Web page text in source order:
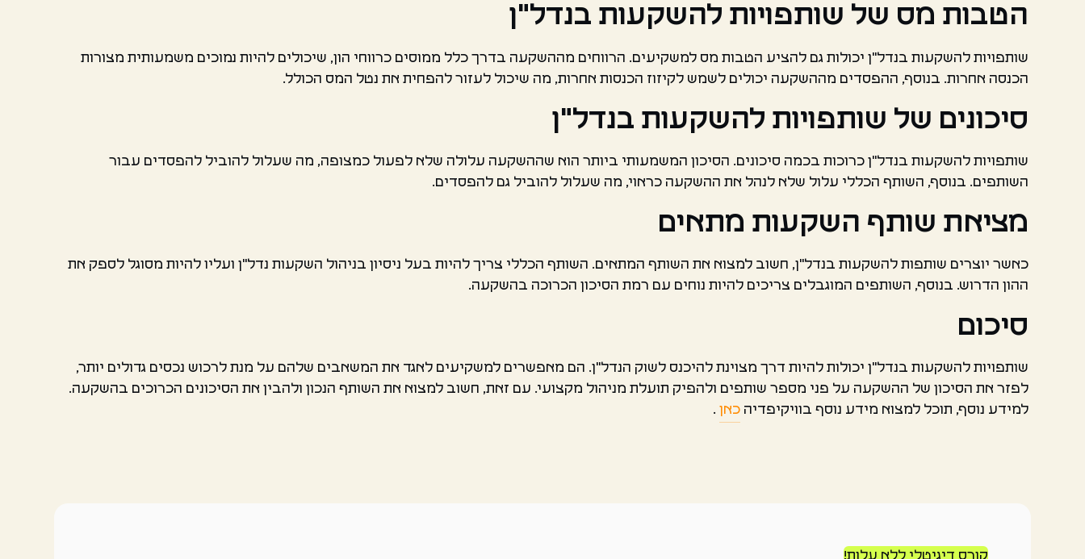
הטבות מס של שותפויות להשקעות בנדל"ן
שותפויות להשקעות בנדל"ן יכולות גם להציע הטבות מס למשקיעים. הרווחים מההשקעה בדרך כלל ממוסים כרווחי הון, שיכולים להיות נמוכים משמעותית מצורות
הכנסה אחרות. בנוסף, ההפסדים מההשקעה יכולים לשמש לקיזוז הכנסות אחרות, מה שיכול לעזור להפחית את נטל המס הכולל.
סיכונים של שותפויות להשקעות בנדל"ן
שותפויות להשקעות בנדל"ן כרוכות בכמה סיכונים. הסיכון המשמעותי ביותר הוא שההשקעה עלולה שלא לפעול כמצופה, מה שעלול להוביל להפסדים עבור
השותפים. בנוסף, השותף הכללי עלול שלא לנהל את ההשקעה כראוי, מה שעלול להוביל גם להפסדים.
מציאת שותף השקעות מתאים
כאשר יוצרים שותפות להשקעות בנדל"ן, חשוב למצוא את השותף המתאים. השותף הכללי צריך להיות בעל ניסיון בניהול השקעות נדל"ן ועליו להיות מסוגל לספק את
ההון הדרוש. בנוסף, השותפים המוגבלים צריכים להיות נוחים עם רמת הסיכון הכרוכה בהשקעה.
סיכום
שותפויות להשקעות בנדל"ן יכולות להיות דרך מצוינת להיכנס לשוק הנדל"ן. הם מאפשרים למשקיעים לאגד את המשאבים שלהם על מנת לרכוש נכסים גדולים יותר,
לפזר את הסיכון של ההשקעה על פני מספר שותפים ולהפיק תועלת מניהול מקצועי. עם זאת, חשוב למצוא את השותף הנכון ולהבין את הסיכונים הכרוכים בהשקעה.
למידע נוסף, תוכל למצוא מידע נוסף בוויקיפדיה כאן.
קורס דיגיטלי ללא עלות!